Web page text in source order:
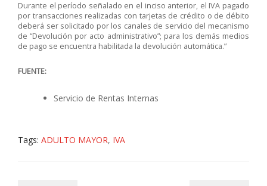
Durante el período señalado en el inciso anterior, el IVA pagado
por transacciones realizadas con tarjetas de crédito o de débito
deberá ser solicitado por los canales de servicio del mecanismo
de “Devolución por acto administrativo”; para los demás medios
de pago se encuentra habilitada la devolución automática.”
FUENTE:
Servicio de Rentas Internas
Tags: ADULTO MAYOR, IVA